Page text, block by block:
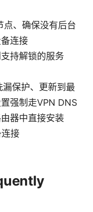
点、确保没有后台
连接
持解锁的服务
保护、更新到最
强制走VPN DNS
器中直接安装
接